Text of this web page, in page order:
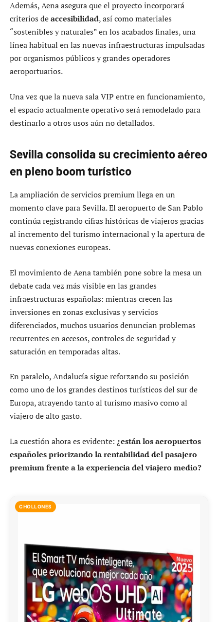
Además, Aena asegura que el proyecto incorporará
criterios deaccesibilidad, así como materiales
“sostenibles y naturales” en los acabados finales, una
línea habitual en las nuevas infraestructuras impulsadas
por organismos públicos y grandes operadores
aeroportuarios.
Una vez que la nueva sala VIP entre en funcionamiento,
el espacio actualmente operativo será remodelado para
destinarlo a otros usos aún no detallados.
Sevilla consolida su crecimiento aéreo
en pleno boom turístico
La ampliación de servicios premium llega en un
momento clave para Sevilla. El aeropuerto de San Pablo
continúa registrando cifras históricas de viajeros gracias
al incremento del turismo internacional y la apertura de
nuevas conexiones europeas.
El movimiento de Aena también pone sobre la mesa un
debate cada vez más visible en las grandes
infraestructuras españolas: mientras crecen las
inversiones en zonas exclusivas y servicios
diferenciados, muchos usuarios denuncian problemas
recurrentes en accesos, controles de seguridad y
saturación en temporadas altas.
En paralelo, Andalucía sigue reforzando su posición
como uno de los grandes destinos turísticos del sur de
Europa, atrayendo tanto al turismo masivo como al
viajero de alto gasto.
La cuestión ahora es evidente: ¿están los aeropuertos
españoles priorizando la rentabilidad del pasajero
premium frente a la experiencia del viajero medio?
CHOLLONES